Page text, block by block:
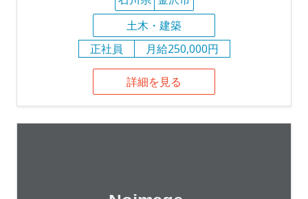
土木・建築
正社員
月給250,000円
詳細を見る